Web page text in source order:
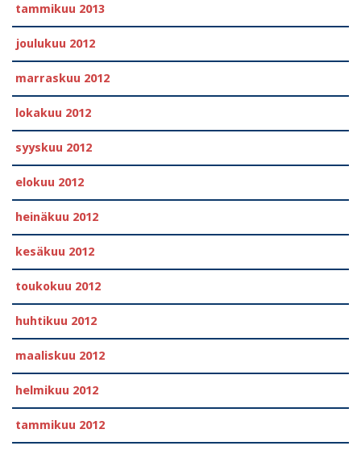
tammikuu 2013
joulukuu 2012
marraskuu 2012
lokakuu 2012
syyskuu 2012
elokuu 2012
heinäkuu 2012
kesäkuu 2012
toukokuu 2012
huhtikuu 2012
maaliskuu 2012
helmikuu 2012
tammikuu 2012